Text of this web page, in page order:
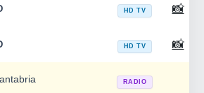
HD TV 📸
HD TV 📸
RADIO